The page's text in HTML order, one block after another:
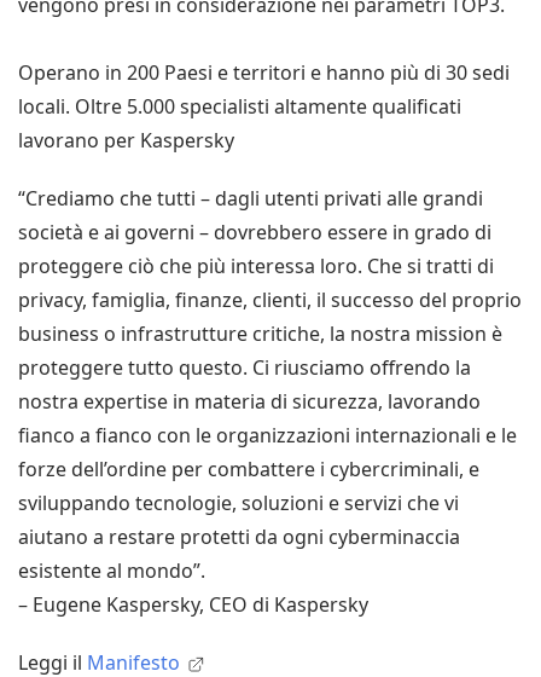
Operano in 200 Paesi e territori e hanno più di 30 sedi
locali. Oltre 5.000 specialisti altamente qualificati
lavorano per Kaspersky
“Crediamo che tutti – dagli utenti privati alle grandi
società e ai governi – dovrebbero essere in grado di
proteggere ciò che più interessa loro. Che si tratti di
privacy, famiglia, finanze, clienti, il successo del proprio
business o infrastrutture critiche, la nostra mission è
proteggere tutto questo. Ci riusciamo offrendo la
nostra expertise in materia di sicurezza, lavorando
fianco a fianco con le organizzazioni internazionali e le
forze dell’ordine per combattere i cybercriminali, e
sviluppando tecnologie, soluzioni e servizi che vi
aiutano a restare protetti da ogni cyberminaccia
esistente al mondo”.
– Eugene Kaspersky, CEO di Kaspersky
Leggi il Manifesto